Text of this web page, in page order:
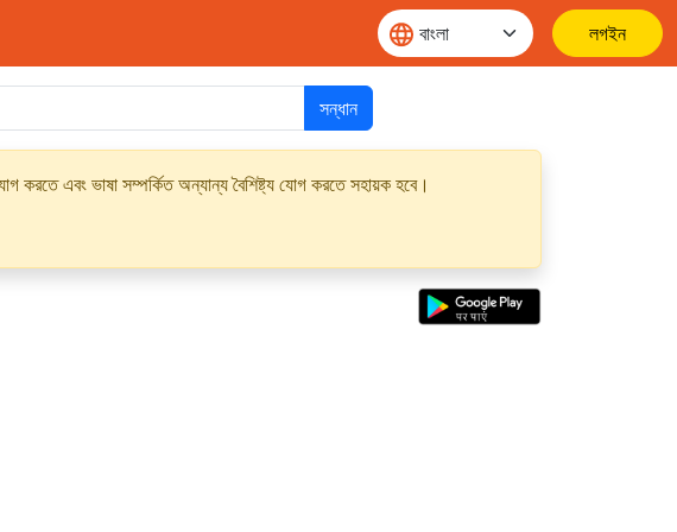
লগইন
সন্ধান
এবং ভাষা সম্পর্কিত অন্যান্য বৈশিষ্ট্য যোগ করতে সহায়ক হবে।